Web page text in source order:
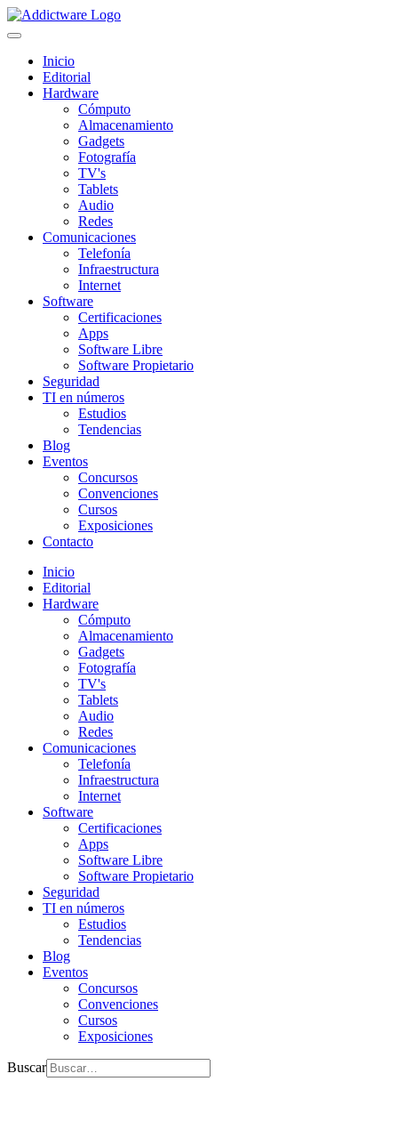
Inicio
Editorial
Hardware
Cómputo
Almacenamiento
Gadgets
Fotografía
TV's
Tablets
Audio
Redes
Comunicaciones
Telefonía
Infraestructura
Internet
Software
Certificaciones
Apps
Software Libre
Software Propietario
Seguridad
TI en números
Estudios
Tendencias
Blog
Eventos
Concursos
Convenciones
Cursos
Exposiciones
Contacto
Inicio
Editorial
Hardware
Cómputo
Almacenamiento
Gadgets
Fotografía
TV's
Tablets
Audio
Redes
Comunicaciones
Telefonía
Infraestructura
Internet
Software
Certificaciones
Apps
Software Libre
Software Propietario
Seguridad
TI en números
Estudios
Tendencias
Blog
Eventos
Concursos
Convenciones
Cursos
Exposiciones
Buscar